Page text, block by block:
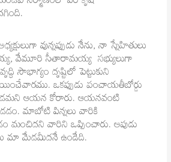
వున్నప్పుడు నేను, నా స్నేహితులు
వేమూరి సీతారామయ్య సభ్యులుగా
సౌభాగ్యం దృష్టిలో పెట్టుకుని
ఒకప్పుడు పంచాయతీబోర్డు
ఆయన కోరారు. ఆయనవంటి
మాబోటి పిన్నలు వారికి
మంచిదని వారిని ఒప్పించారు. అపుడు
మా మేడమీదనే ఉండేది.